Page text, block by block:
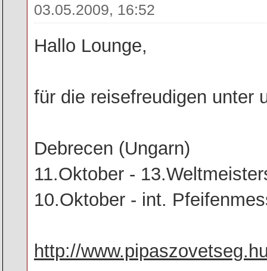
03.05.2009, 16:52
Hallo Lounge,
für die reisefreudigen unter
Debrecen (Ungarn)
11.Oktober -
10.Oktober - int.
http://